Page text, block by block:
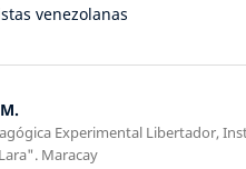
venezolanas
Experimental Libertador,
Maracay